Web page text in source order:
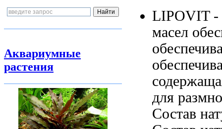
Аквариумные
растения
LIPOVIT -
масел
для
Состав